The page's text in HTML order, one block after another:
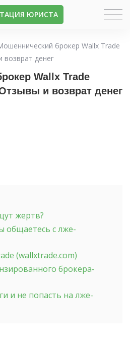
ЮРИСТА
брокер Wallx Trade
возврат денег
Wallx Trade
и возврат денег
жертв?
общаетесь с лже-
(wallxtrade.com)
брокера-
и не попасть на лже-